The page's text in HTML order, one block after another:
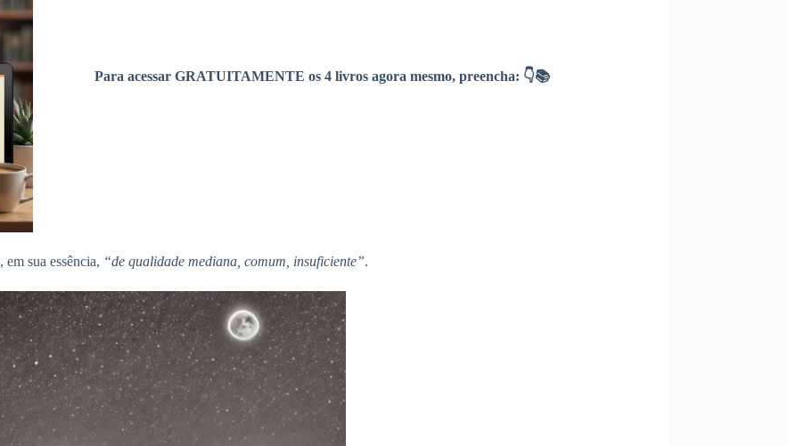
Para acessar GRATUITAMENTE os 4 livros agora mesmo, preencha: 👇📚
, em sua essência, “de qualidade mediana, comum, insuficiente”.